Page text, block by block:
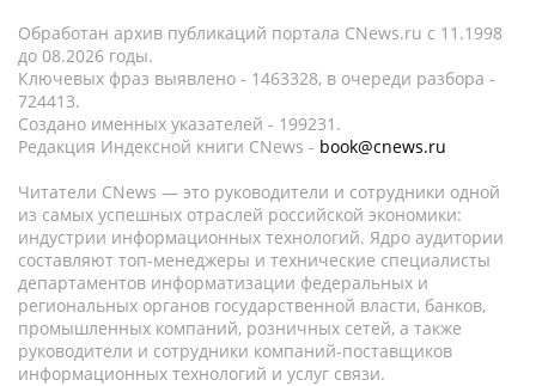
Обработан архив публикаций портала CNews.ru c 11.1998
до 08.2026 годы.
Ключевых фраз выявлено - 1463328, в очереди разбора -
724413.
Создано именных указателей - 199231.
Редакция Индексной книги CNews - book@cnews.ru
Читатели CNews — это руководители и сотрудники одной
из самых успешных отраслей российской экономики:
индустрии информационных технологий. Ядро аудитории
составляют топ-менеджеры и технические специалисты
департаментов информатизации федеральных и
региональных органов государственной власти, банков,
промышленных компаний, розничных сетей, а также
руководители и сотрудники компаний-поставщиков
информационных технологий и услуг связи.